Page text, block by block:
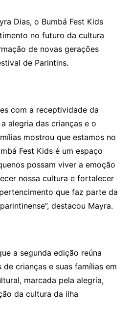
Dias, o Bumbá Fest Kids
no futuro da cultura
de novas gerações
de Parintins.
com a receptividade da
alegria das crianças e o
mostrou que estamos no
Fest Kids é um espaço
possam viver a emoção
nossa cultura e fortalecer
que faz parte da
destacou Mayra.
a segunda edição reúna
de crianças e suas famílias em
marcada pela alegria,
da cultura da ilha